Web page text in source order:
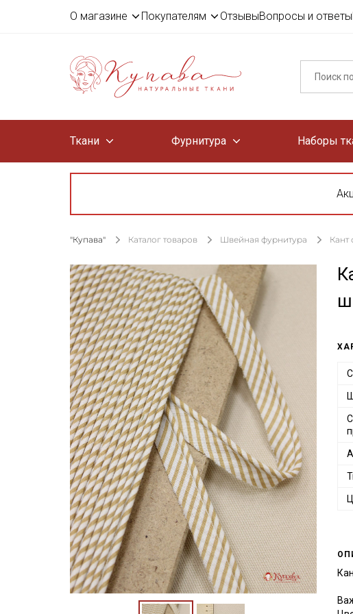
О магазине Покупателям ОтзывыВопросы и ответы
Ткани Фурнитура Наборы
"Купава" Каталог товаров Швейная фурнитура Кант